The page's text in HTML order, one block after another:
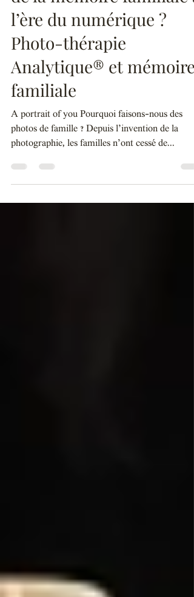
peuvent-ils être vecteurs
de la mémoire familiale à
l’ère du numérique ?
Photo-thérapie
Analytique® et mémoire
familiale
photos de famille ? Depuis l’invention de la
photographie, les familles n’ont cessé de...